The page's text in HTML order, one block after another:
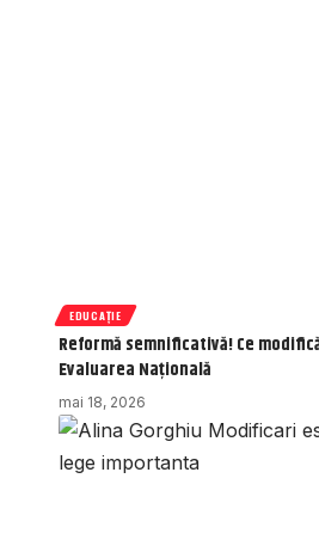
EDUCAȚIE
Reformă semnificativă! Ce
Evaluarea Națională
mai 18, 2026